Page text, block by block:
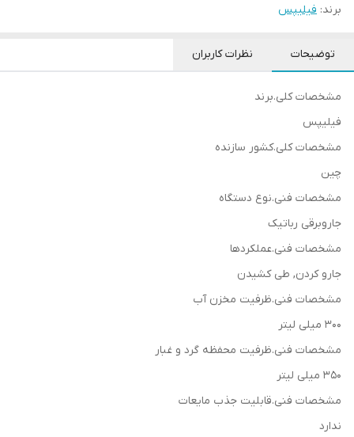
برند: فیلیپس
توضیحات نظرات کاربران
مشخصات کلی.برند
فیلیپس
مشخصات کلی.کشور سازنده
چین
مشخصات فنی.نوع دستگاه
جاروبرقی رباتیک
مشخصات فنی.عملکردها
جارو کردن, طی کشیدن
مشخصات فنی.ظرفیت مخزن آب
300 میلی لیتر
مشخصات فنی.ظرفیت محفظه گرد و غبار
350 میلی لیتر
مشخصات فنی.قابلیت جذب مایعات
ندارد